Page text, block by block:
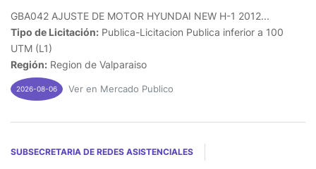
GBA042 AJUSTE DE MOTOR HYUNDAI NEW H-1 2012...
Tipo de Licitación: Publica-Licitacion Publica inferior a 100
UTM (L1)
Región: Region de Valparaiso
2026-08-06 Ver en Mercado Publico
SUBSECRETARIA DE REDES ASISTENCIALES